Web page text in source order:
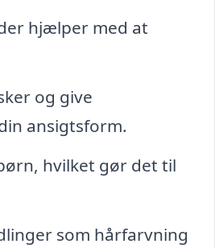
hjælper med at
og give
ansigtsform.
hvilket gør det til
som hårfarvning